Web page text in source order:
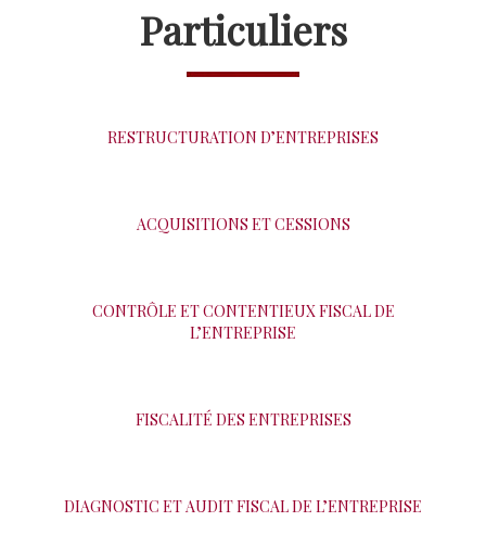
Particuliers
RESTRUCTURATION D’ENTREPRISES
ACQUISITIONS ET CESSIONS
CONTRÔLE ET CONTENTIEUX FISCAL DE
L’ENTREPRISE
FISCALITÉ DES ENTREPRISES
DIAGNOSTIC ET AUDIT FISCAL DE L’ENTREPRISE